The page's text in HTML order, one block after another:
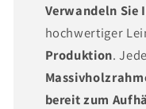
Verwandeln Sie
hochwertiger
Produktion.
bereit zum